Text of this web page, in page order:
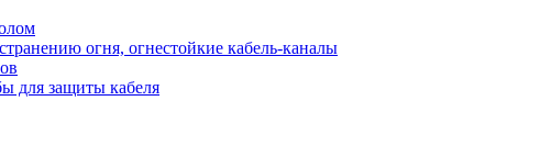
огня, огнестойкие кабель-каналы
для защиты кабеля